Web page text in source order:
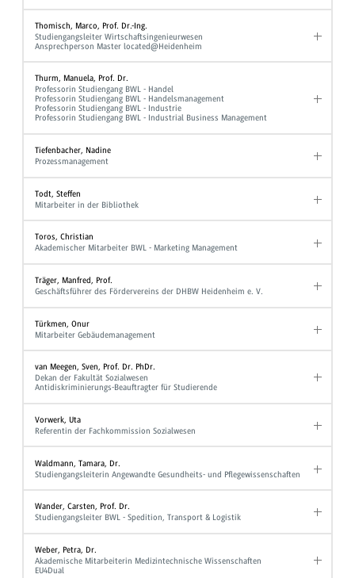
Thomisch, Marco, Prof. Dr.-Ing.
Studiengangsleiter Wirtschaftsingenieurwesen
Ansprechperson Master located@Heidenheim
Thurm, Manuela, Prof. Dr.
Professorin Studiengang BWL - Handel
Professorin Studiengang BWL - Handelsmanagement
Professorin Studiengang BWL - Industrie
Professorin Studiengang BWL - Industrial Business Management
Tiefenbacher, Nadine
Prozessmanagement
Todt, Steffen
Mitarbeiter in der Bibliothek
Toros, Christian
Akademischer Mitarbeiter BWL - Marketing Management
Träger, Manfred, Prof.
Geschäftsführer des Fördervereins der DHBW Heidenheim e. V.
Türkmen, Onur
Mitarbeiter Gebäudemanagement
van Meegen, Sven, Prof. Dr. PhDr.
Dekan der Fakultät Sozialwesen
Antidiskriminierungs-Beauftragter für Studierende
Vorwerk, Uta
Referentin der Fachkommission Sozialwesen
Waldmann, Tamara, Dr.
Studiengangsleiterin Angewandte Gesundheits- und Pflegewissenschaften
Wander, Carsten, Prof. Dr.
Studiengangsleiter BWL - Spedition, Transport & Logistik
Weber, Petra, Dr.
Akademische Mitarbeiterin Medizintechnische Wissenschaften
EU4Dual